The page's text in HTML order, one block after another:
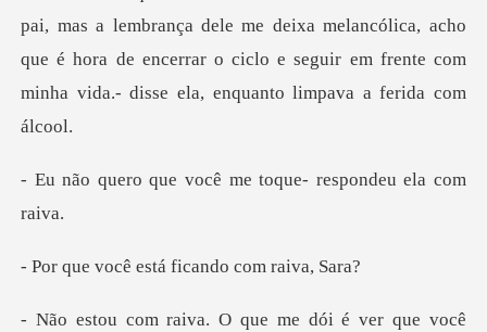
ça dele me deixa melancólica, acho
que é hora de encerrar o ciclo e seguir
você me toque- resp
está ficando